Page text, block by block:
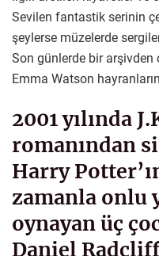
Sevilen fantastik serinin
şeylerse müzelerde
Son günlerde bir arşivden
Emma Watson
2001 yılında
romanından
Harry
zamanla onlu
oynayan üç
Daniel